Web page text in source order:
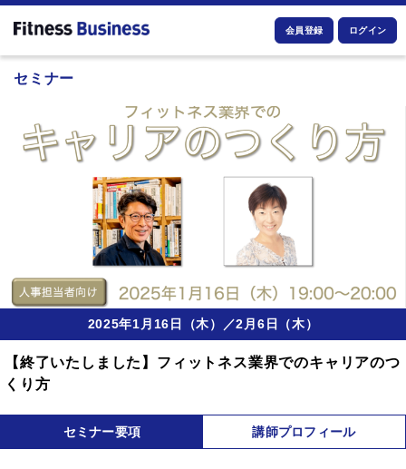
会員登録 ログイン
セミナー
2025年1月16日（木）／2月6日（木）
【終了いたしました】フィットネス業界でのキャリアのつ
くり方
セミナー要項 講師プロフィール